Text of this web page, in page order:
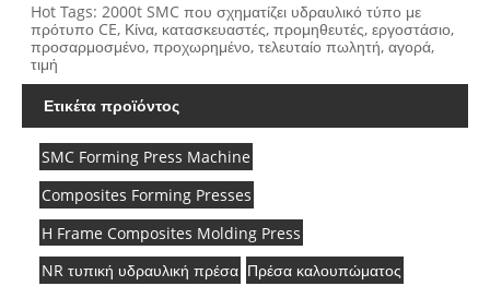
Hot Tags: 2000t SMC που σχηματίζει υδραυλικό τύπο με
πρότυπο CE, Κίνα, κατασκευαστές, προμηθευτές, εργοστάσιο,
προσαρμοσμένο, προχωρημένο, τελευταίο πωλητή, αγορά,
τιμή
Ετικέτα προϊόντος
SMC Forming Press Machine
Composites Forming Presses
H Frame Composites Molding Press
NR τυπική υδραυλική πρέσα Πρέσα καλουπώματος